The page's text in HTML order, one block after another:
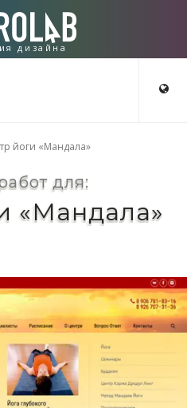
дизайна
йоги «Мандала»
для:
«Мандала»